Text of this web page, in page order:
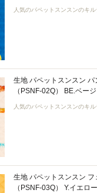
人気のパペットスンスンのキル
生地 パペットスンスン
（PSNF-02Q） BE.ベー
人気のパペットスンスンのキル
生地 パペットスンスン
（PSNF-03Q） Y.イエロ